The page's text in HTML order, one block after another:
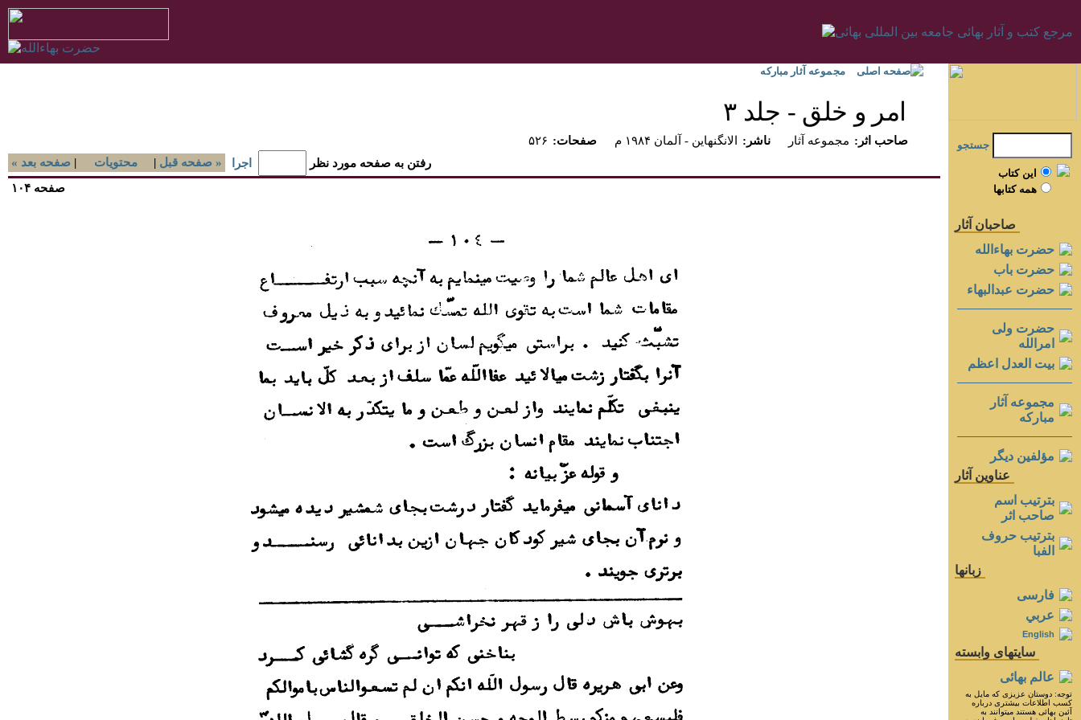
صفحه اصلی مجموعه آثار مبارکه
امر و خلق - جلد ۳
۵۲۶ :صفحات الانگنهاين - آلمان ۱۹۸۴ م :ناشر مجموعه آثار
:صاحب اثر
« صفحه بعد | محتويات | صفحه قبل » رفتن به صفحه مورد نظر
اجرا
جستجو
اين کتاب
همه کتابها
صاحبان آثار
حضرت بهاءالله
حضرت باب
حضرت عبدالبهاء
حضرت ولی
امرالله
بيت العدل اعظم
مجموعه آثار
مباركه
مؤلفين ديگر
عناوين آثار
بترتيب اسم
صاحب اثر
بترتيب حروف
الفبا
زبانها
فارسی
عربي
English
سايتهای وابسته
عالم بهائی
توجه: دوستان عزيزى كه مايل به
كسب اطلاعات بيشترى درباره
آئين بهائى هستند ميتوانند به